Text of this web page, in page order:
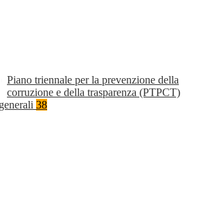
Piano triennale per la prevenzione della
corruzione e della trasparenza (PTPCT)
38